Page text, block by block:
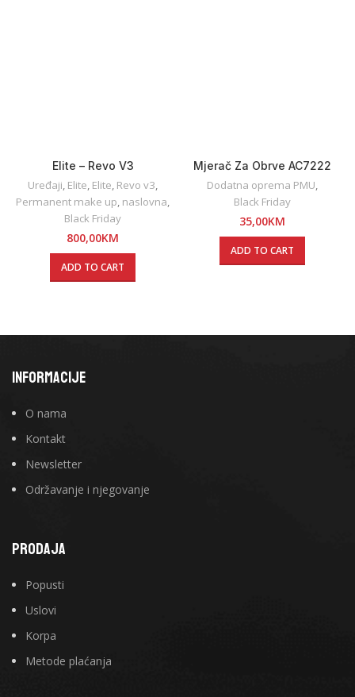
Elite – Revo V3
Uređaji Elite Elite Revo v3
Permanent make up naslovna
Black Friday
800,00KM
ADD TO CART
Mjerač Za Obrve AC7222
Dodatna oprema PMU
Black Friday
35,00KM
ADD TO CART
INFORMACIJE
O nama
Kontakt
Newsletter
Održavanje i njegovanje
PRODAJA
Popusti
Uslovi
Korpa
Metode plaćanja